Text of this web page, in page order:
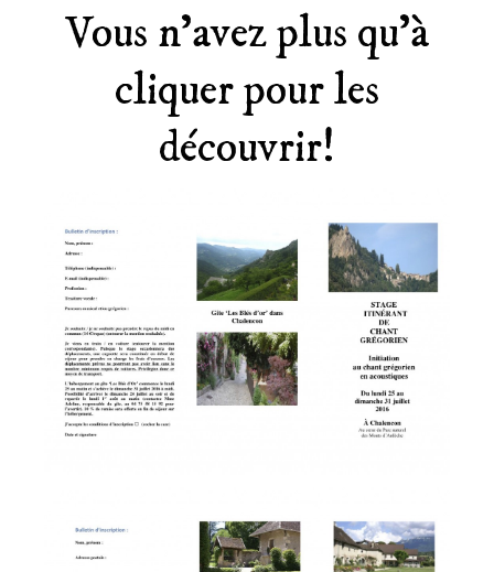
Vous n’avez plus qu’à
cliquer pour les
découvrir!